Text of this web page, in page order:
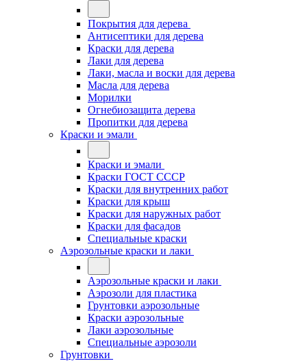
Покрытия для дерева
Антисептики для дерева
Краски для дерева
Лаки для дерева
Лаки, масла и воски для дерева
Масла для дерева
Морилки
Огнебиозащита дерева
Пропитки для дерева
Краски и эмали
Краски и эмали
Краски ГОСТ СССР
Краски для внутренних работ
Краски для крыш
Краски для наружных работ
Краски для фасадов
Специальные краски
Аэрозольные краски и лаки
Аэрозольные краски и лаки
Аэрозоли для пластика
Грунтовки аэрозольные
Краски аэрозольные
Лаки аэрозольные
Специальные аэрозоли
Грунтовки